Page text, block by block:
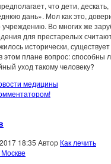
что дети,
дань». Мол как это,
учреждению. Во многих же
для престарелых
исторически,
этом плане вопрос: способны
уход такому человеку?
медицины
18:35 Автор Как лечить